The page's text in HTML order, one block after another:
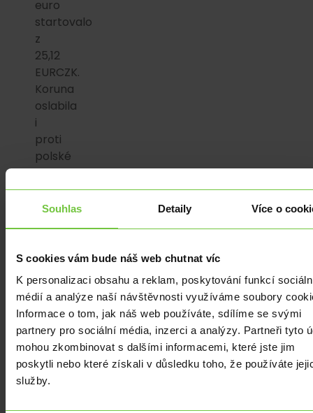
Souhlas Detaily Více o
S cookies vám bude náš web chutnat víc
K personalizaci obsahu a reklam, poskytování funkcí
médií a analýze naší návštěvnosti využíváme soubory
Informace o tom, jak náš web používáte, sdílíme se svými
partnery pro sociální média, inzerci a analýzy. Partneři tyto
mohou zkombinovat s dalšími informacemi, které jste jim
poskytli nebo které získali v důsledku toho, že používáte
služby.
euro
startovalo
z
25,12
EURCZK.
Koruna
oslabila
i
proti
polské
měně,
když
během
zlotý
5,86
PLNCZK.
maďarského
forintu
došlo
během